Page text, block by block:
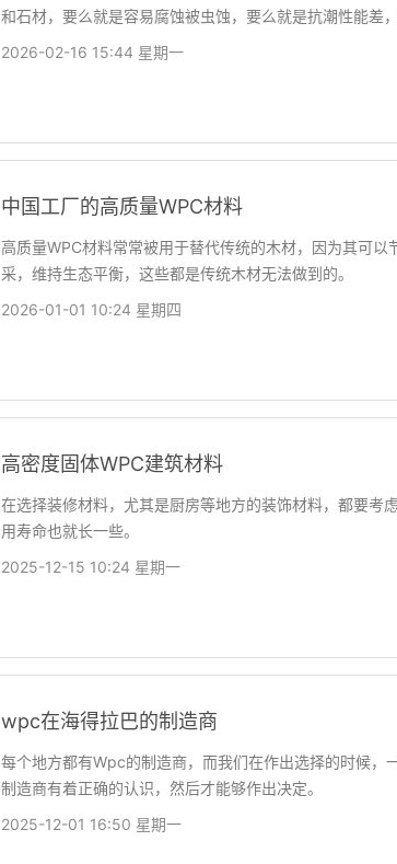
和石材，要么就是容易腐蚀被虫蚀，要么就是抗潮性能差
2026-02-16 15:44 星期一
中国工厂的高质量WPC材料
高质量WPC材料常常被用于替代传统的木材，因为其可
采，维持生态平衡，这些都是传统木材无法做到的。
2026-01-01 10:24 星期四
高密度固体WPC建筑材料
在选择装修材料，尤其是厨房等地方的装饰材料，都要考
用寿命也就长一些。
2025-12-15 10:24 星期一
wpc在海得拉巴的制造商
每个地方都有Wpc的制造商，而我们在作出选择的时候，
制造商有着正确的认识，然后才能够作出决定。
2025-12-01 16:50 星期一